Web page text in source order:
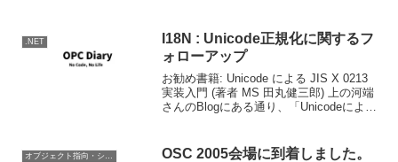
めのライブラリとしては、OpenMPがつ
とに...
.NET
I18N : Unicode正規化に関するフ
ォローアップ
お勧め書籍: Unicode による JIS X 0213
実装入門 (著者 MS 田丸健三郎) 上の河端
さんのBlogにある通り、「Unicodeによる
OSC 2005会場に到着しました。